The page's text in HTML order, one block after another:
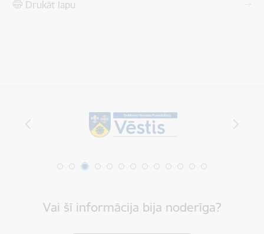
Drukāt lapu
Vai šī informācija bija noderīga?